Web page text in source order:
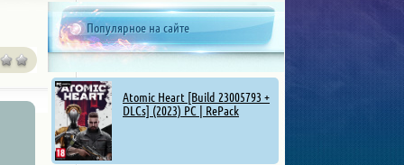
Популярное на сайте
Atomic Heart [Build 23005793 +
DLCs] (2023) PC | RePack